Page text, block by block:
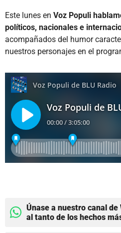
Este lunes en Voz Populi
políticos, nacionales e
acompañados del humor
nuestros personajes en el
Únase a nuestro canal
al tanto de los hechos